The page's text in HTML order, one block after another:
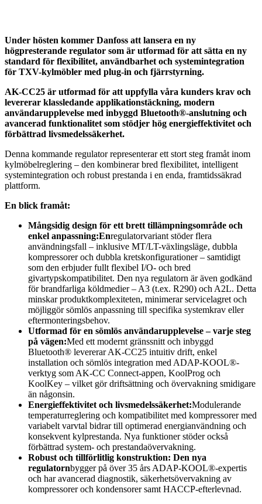
Under hösten kommer Danfoss att lansera en ny
högpresterande regulator som är utformad för att sätta en ny
standard för flexibilitet, användbarhet och systemintegration
för TXV-kylmöbler med plug-in och fjärrstyrning.
AK-CC25 är utformad för att uppfylla våra kunders krav och
levererar klassledande applikationstäckning, modern
användarupplevelse med inbyggd Bluetooth®-anslutning och
avancerad funktionalitet som stödjer hög energieffektivitet och
förbättrad livsmedelssäkerhet.
Denna kommande regulator representerar ett stort steg framåt inom
kylmöbelreglering – den kombinerar bred flexibilitet, intelligent
systemintegration och robust prestanda i en enda, framtidssäkrad
plattform.
En blick framåt:
Mångsidig design för ett brett tillämpningsområde och
enkel anpassning:Enregulatorvariant stöder flera
användningsfall – inklusive MT/LT-växlingsläge, dubbla
kompressorer och dubbla kretskonfigurationer – samtidigt
som den erbjuder fullt flexibel I/O- och bred
givartypskompatibilitet. Den nya regulatorn är även godkänd
för brandfarliga köldmedier – A3 (t.ex. R290) och A2L. Detta
minskar produktkomplexiteten, minimerar servicelagret och
möjliggör sömlös anpassning till specifika systemkrav eller
eftermonteringsbehov.
Utformad för en sömlös användarupplevelse – varje steg
på vägen:Med ett modernt gränssnitt och inbyggd
Bluetooth® levererar AK-CC25 intuitiv drift, enkel
installation och sömlös integration med ADAP-KOOL®-
verktyg som AK-CC Connect-appen, KoolProg och
KoolKey – vilket gör driftsättning och övervakning smidigare
än någonsin.
Energieffektivitet och livsmedelssäkerhet:Modulerande
temperaturreglering och kompatibilitet med kompressorer med
variabelt varvtal bidrar till optimerad energianvändning och
konsekvent kylprestanda. Nya funktioner stöder också
förbättrad system- och prestandaövervakning.
Robust och tillförlitlig konstruktion: Den nya
regulatornbygger på över 35 års ADAP-KOOL®-expertis
och har avancerad diagnostik, säkerhetsövervakning av
kompressorer och kondensorer samt HACCP-efterlevnad.